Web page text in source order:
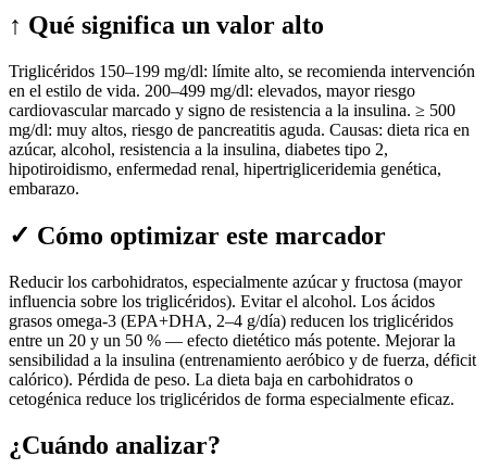
↑ Qué significa un valor alto
Triglicéridos 150–199 mg/dl: límite alto, se recomienda intervención
en el estilo de vida. 200–499 mg/dl: elevados, mayor riesgo
cardiovascular marcado y signo de resistencia a la insulina. ≥ 500
mg/dl: muy altos, riesgo de pancreatitis aguda. Causas: dieta rica en
azúcar, alcohol, resistencia a la insulina, diabetes tipo 2,
hipotiroidismo, enfermedad renal, hipertrigliceridemia genética,
embarazo.
✓ Cómo optimizar este marcador
Reducir los carbohidratos, especialmente azúcar y fructosa (mayor
influencia sobre los triglicéridos). Evitar el alcohol. Los ácidos
grasos omega-3 (EPA+DHA, 2–4 g/día) reducen los triglicéridos
entre un 20 y un 50 % — efecto dietético más potente. Mejorar la
sensibilidad a la insulina (entrenamiento aeróbico y de fuerza, déficit
calórico). Pérdida de peso. La dieta baja en carbohidratos o
cetogénica reduce los triglicéridos de forma especialmente eficaz.
¿Cuándo analizar?